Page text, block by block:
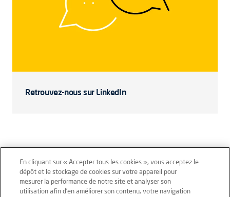
Retrouvez-nous sur LinkedIn
Mentions légales Conditions générales
En cliquant sur « Accepter tous les cookies », vous acceptez le
dépôt et le stockage de cookies sur votre appareil pour
mesurer la performance de notre site et analyser son
utilisation afin d’en améliorer son contenu, votre navigation